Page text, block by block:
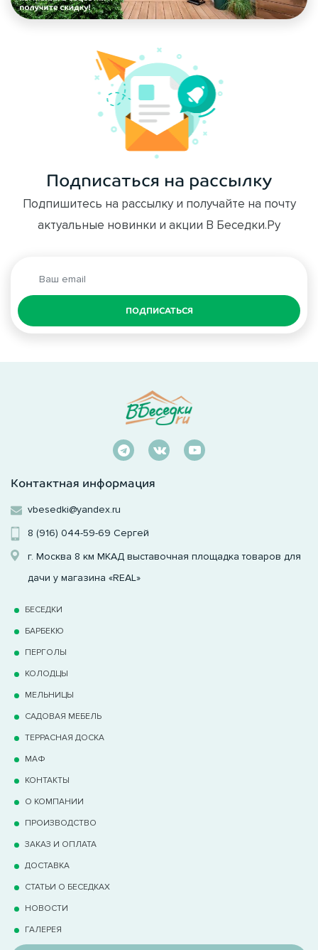
Подписаться на рассылку
Подпишитесь на рассылку и получайте на почту
актуальные новинки и акции В Беседки.Ру
ПОДПИСАТЬСЯ
Контактная информация
vbesedki@yandex.ru
8 (916) 044-59-69 Сергей
г. Москва 8 км МКАД выставочная площадка товаров для
дачи у магазина «REAL»
БЕСЕДКИ
БАРБЕКЮ
ПЕРГОЛЫ
КОЛОДЦЫ
МЕЛЬНИЦЫ
САДОВАЯ МЕБЕЛЬ
ТЕРРАCНАЯ ДОСКА
МАФ
КОНТАКТЫ
О КОМПАНИИ
ПРОИЗВОДСТВО
ЗАКАЗ И ОПЛАТА
ДОСТАВКА
СТАТЬИ О БЕСЕДКАХ
НОВОСТИ
ГАЛЕРЕЯ